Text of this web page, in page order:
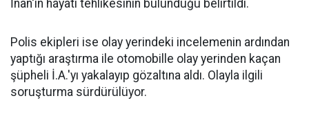
İnan'ın hayati tehlikesinin bulunduğu belirtildi.
Polis ekipleri ise olay yerindeki incelemenin ardından
yaptığı araştırma ile otomobille olay yerinden kaçan
şüpheli İ.A.'yı yakalayıp gözaltına aldı. Olayla ilgili
soruşturma sürdürülüyor.